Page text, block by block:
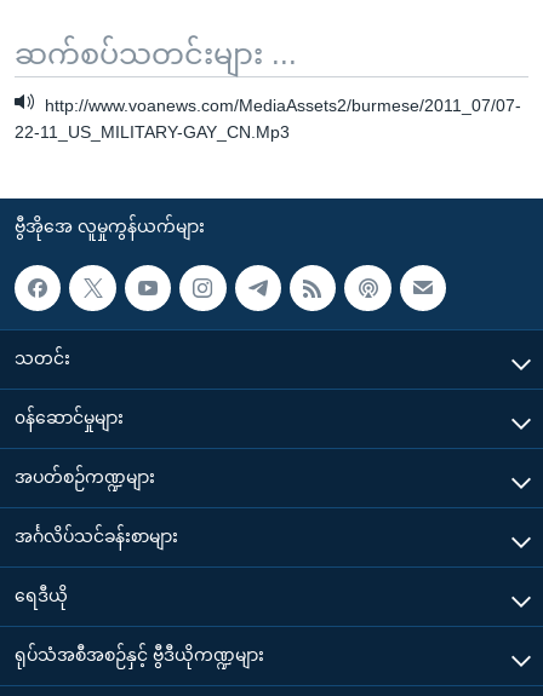
ဆက်စပ်သတင်းများ ...
http://www.voanews.com/MediaAssets2/burmese/2011_07/07-
22-11_US_MILITARY-GAY_CN.Mp3
ဗွီအိုအေ လူမှုကွန်ယက်များ
သတင်း
၀န်ဆောင်မှုများ
အပတ်စဉ်ကဏ္ဍများ
အင်္ဂလိပ်သင်ခန်းစာများ
ရေဒီယို
ရုပ်သံအစီအစဉ်နှင့် ဗွီဒီယိုကဏ္ဍများ